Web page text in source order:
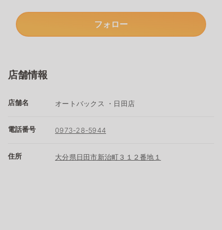
フォロー
店舗情報
店舗名 オートバックス ・日田店
電話番号 0973-28-5944
住所 大分県日田市新治町３１２番地１